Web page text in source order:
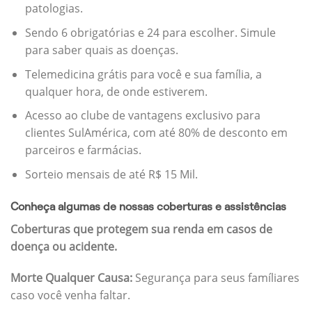
patologias.
Sendo 6 obrigatórias e 24 para escolher. Simule
para saber quais as doenças.
Telemedicina grátis para você e sua família, a
qualquer hora, de onde estiverem.
Acesso ao clube de vantagens exclusivo para
clientes SulAmérica, com até 80% de desconto em
parceiros e farmácias.
Sorteio mensais de até R$ 15 Mil.
Conheça algumas de nossas coberturas e assistências
Coberturas que protegem sua renda em casos de
doença ou acidente.
Morte Qualquer Causa: Segurança para seus famíliares
caso você venha faltar.